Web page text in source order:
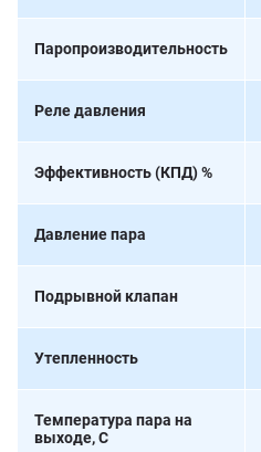
Паропроизводительность
Реле давления
Эффективность (КПД) %
Давление пара
Подрывной клапан
Утепленность
Температура пара на
выходе, С